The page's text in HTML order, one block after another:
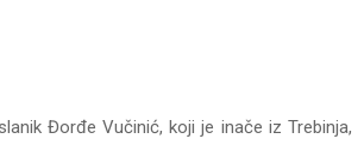
Đorđe Vučinić, koji je inače iz Trebinja,